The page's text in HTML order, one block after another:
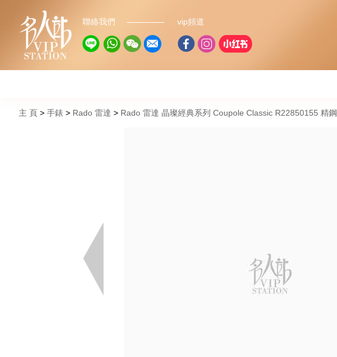
聯絡我們 vip頻道
主 頁 手錶 Rado 雷達 Rado 雷達 晶璨經典系列 Coupole Classic R22850155 精鋼